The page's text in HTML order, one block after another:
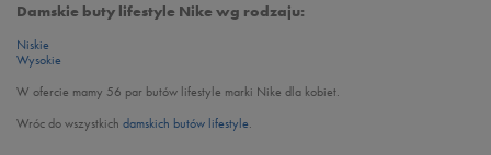
Damskie buty lifestyle Nike wg rodzaju:
Niskie
Wysokie
W ofercie mamy 56 par butów lifestyle marki Nike dla kobiet.
Wróc do wszystkich damskich butów lifestyle.